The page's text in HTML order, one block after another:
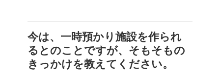
今は、一時預かり施設を作られ
るとのことですが、そもそもの
きっかけを教えてください。